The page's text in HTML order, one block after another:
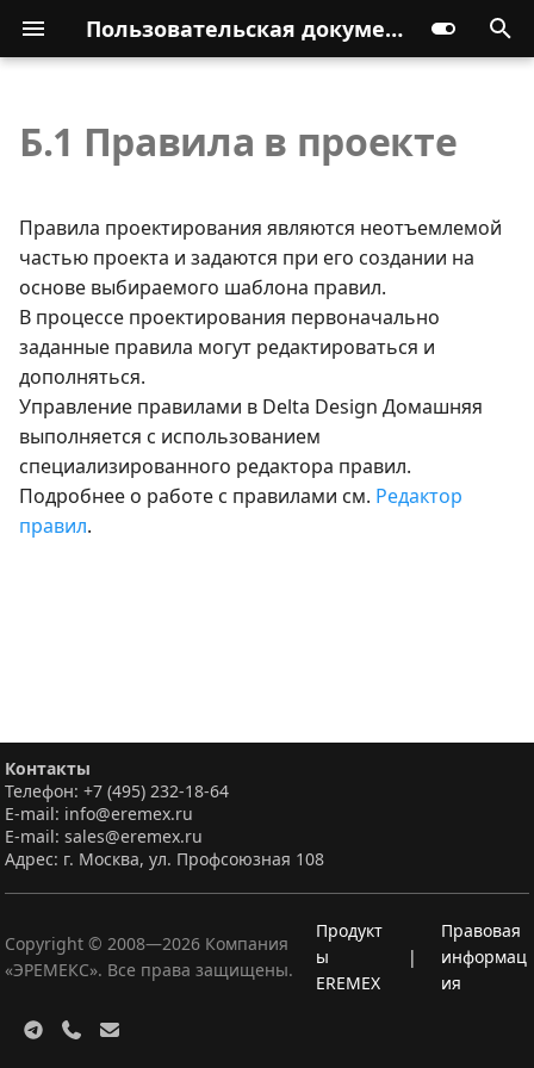
Пользовательская документация
Б.1 Правила в проекте
Правила проектирования являются неотъемлемой
частью проекта и задаются при его создании на
основе выбираемого шаблона правил.
В процессе проектирования первоначально
заданные правила могут редактироваться и
дополняться.
Управление правилами в Delta Design Домашняя
выполняется с использованием
специализированного редактора правил.
Подробнее о работе с правилами см. Редактор
правил.
Контакты
Телефон: +7 (495) 232-18-64
E-mail: info@eremex.ru
E-mail: sales@eremex.ru
Адрес: г. Москва, ул. Профсоюзная 108
Copyright © 2008—2026 Компания
«ЭРЕМЕКС». Все права защищены.
Продукт
ы
EREMEX
|
Правовая
информац
ия